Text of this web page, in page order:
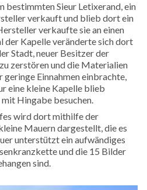
bestimmten Sieur Letixerand, ein
verkauft und blieb dort ein
verkaufte sie an einen
der Kapelle veränderte sich dort
Stadt, neuer Besitzer der
zerstören und die Materialien
geringe Einnahmen einbrachte,
eine kleine Kapelle blieb
Hingabe besuchen.
wird dort mithilfe der
Mauern dargestellt, die es
unterstützt ein aufwändiges
und die 15 Bilder
sind.